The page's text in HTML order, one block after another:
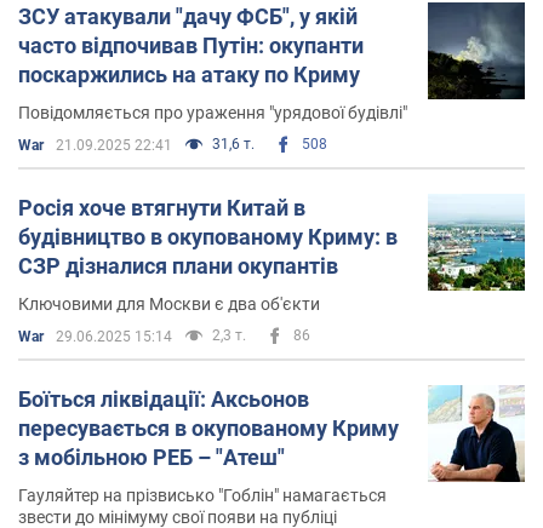
ЗСУ атакували "дачу ФСБ", у якій
часто відпочивав Путін: окупанти
поскаржились на атаку по Криму
Повідомляється про ураження "урядової будівлі"
War 21.09.2025 22:41 31,6 т. 508
Росія хоче втягнути Китай в
будівництво в окупованому Криму: в
СЗР дізналися плани окупантів
Ключовими для Москви є два об'єкти
War 29.06.2025 15:14 2,3 т. 86
Боїться ліквідації: Аксьонов
пересувається в окупованому Криму
з мобільною РЕБ – "Атеш"
Гауляйтер на прізвисько "Гоблін" намагається
звести до мінімуму свої появи на публіці